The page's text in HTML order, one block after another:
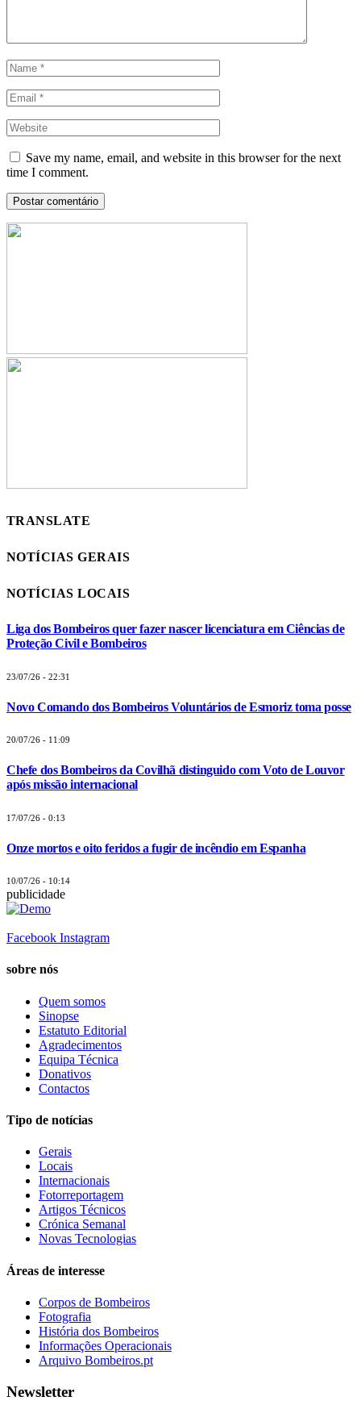
Save my name, email, and website in this browser for the next
time I comment.
TRANSLATE
NOTÍCIAS GERAIS
NOTÍCIAS LOCAIS
Liga dos Bombeiros quer fazer nascer licenciatura em Ciências de
Proteção Civil e Bombeiros
23/07/26 - 22:31
Novo Comando dos Bombeiros Voluntários de Esmoriz toma posse
20/07/26 - 11:09
Chefe dos Bombeiros da Covilhã distinguido com Voto de Louvor
após missão internacional
17/07/26 - 0:13
Onze mortos e oito feridos a fugir de incêndio em Espanha
10/07/26 - 10:14
publicidade
Facebook Instagram
sobre nós
Quem somos
Sinopse
Estatuto Editorial
Agradecimentos
Equipa Técnica
Donativos
Contactos
Tipo de notícias
Gerais
Locais
Internacionais
Fotorreportagem
Artigos Técnicos
Crónica Semanal
Novas Tecnologias
Áreas de interesse
Corpos de Bombeiros
Fotografia
História dos Bombeiros
Informações Operacionais
Arquivo Bombeiros.pt
Newsletter